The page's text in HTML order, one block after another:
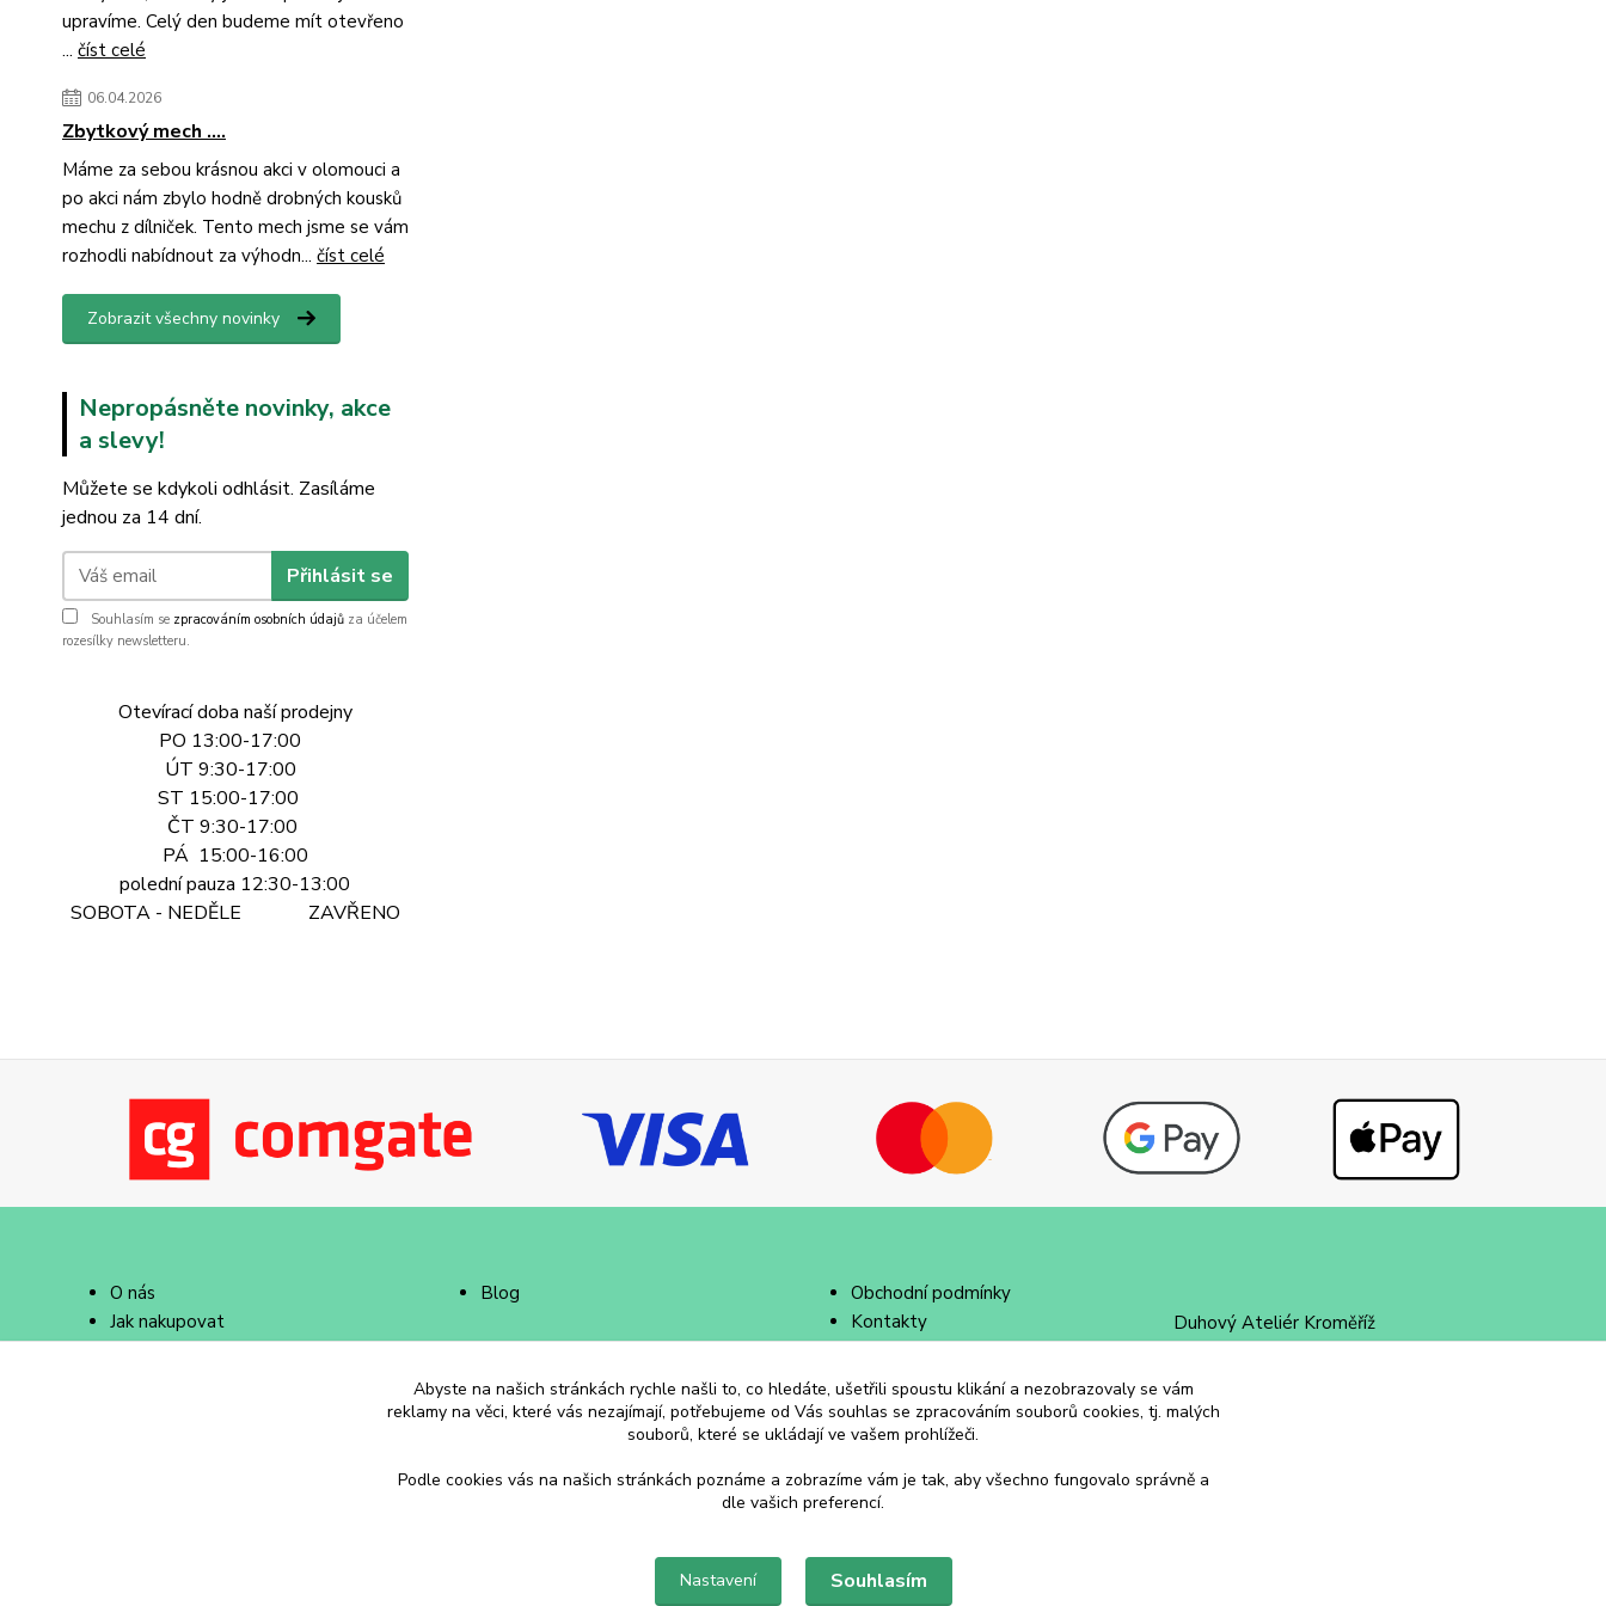
upravíme. Celý den budeme mít otevřeno
... číst celé
06.04.2026
Zbytkový mech ....
Máme za sebou krásnou akci v olomouci a
po akci nám zbylo hodně drobných kousků
mechu z dílniček. Tento mech jsme se vám
rozhodli nabídnout za výhodn... číst celé
Zobrazit všechny novinky
Nepropásněte novinky, akce
a slevy!
Můžete se kdykoli odhlásit. Zasíláme
jednou za 14 dní.
Přihlásit se
Souhlasím se zpracováním osobních údajů za účelem
rozesílky newsletteru.
Otevírací doba naší prodejny
PO 13:00-17:00
ÚT 9:30-17:00
ST 15:00-17:00
ČT 9:30-17:00
PÁ 15:00-16:00
polední pauza 12:30-13:00
SOBOTA - NEDĚLE ZAVŘENO
O nás
Jak nakupovat
Doprava a platba
Blog
Obchodní podmínky
Kontakty
Duhový Ateliér Kroměříž
+420 734 258 002
Abyste na našich stránkách rychle našli to, co hledáte, ušetřili spoustu klikání a nezobrazovaly se vám
reklamy na věci, které vás nezajímají, potřebujeme od Vás souhlas se zpracováním souborů cookies, tj. malých
souborů, které se ukládají ve vašem prohlížeči.
Podle cookies vás na našich stránkách poznáme a zobrazíme vám je tak, aby všechno fungovalo správně a
dle vašich preferencí.
Nastavení Souhlasím